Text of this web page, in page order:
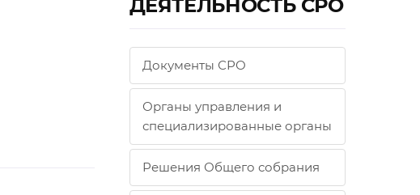
ДЕЯТЕЛЬНОСТЬ СРО
Документы СРО
Органы управления и
специализированные органы
Решения Общего собрания